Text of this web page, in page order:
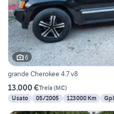
6
grande Cherokee 4.7 v8
13.000 €Treia (MC)
Usato
05/2005 123000 Km Gpl